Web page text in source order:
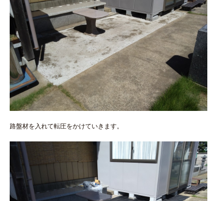
路盤材を入れて転圧をかけていきます。